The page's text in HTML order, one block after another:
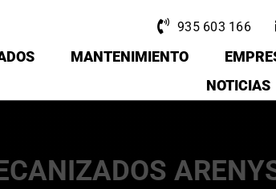
935 603 166
MANTENIMIENTO
NOTICIAS